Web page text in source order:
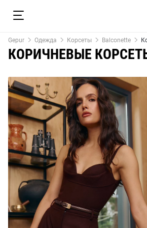
Gepur Одежда Корсеты Balconette
КОРИЧНЕВЫЕ КОРСЕТЫ